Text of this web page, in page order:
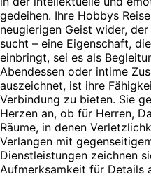
gedeihen. Ihre Hobbys
neugierigen Geist wider,
sucht – eine Eigenschaft,
einbringt, sei es als
Abendessen oder intime
auszeichnet, ist ihre
Verbindung zu bieten. Sie
Herzen an, ob für Herren,
Räume, in denen
Verlangen mit
Dienstleistungen zeichnen
Aufmerksamkeit für Details